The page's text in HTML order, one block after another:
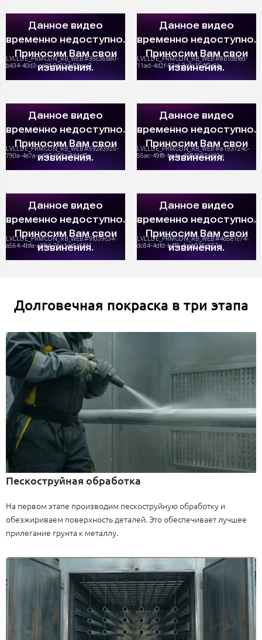
Долговечная покраска в три этапа
Пескоструйная обработка
На первом этапе производим пескоструйную обработку и
обезжириваем поверхность деталей. Это обеспечивает лучшее
прилегание грунта к металлу.